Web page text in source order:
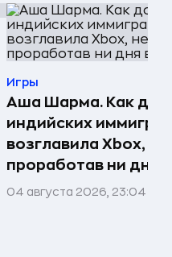
Игры
Аша Шарма. Как
индийских
возглавила Xbox, не
проработав ни дня
04 августа 2026, 23:04